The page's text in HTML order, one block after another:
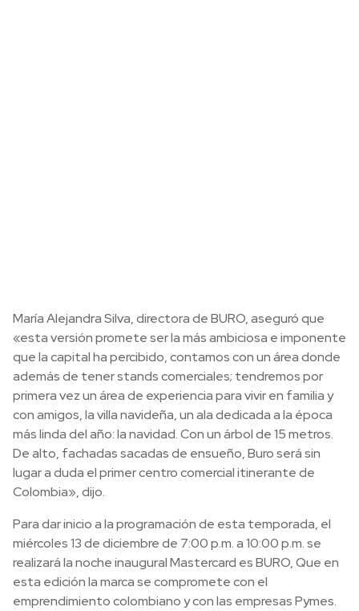
María Alejandra Silva, directora de BURO, aseguró que
«esta versión promete ser la más ambiciosa e imponente
que la capital ha percibido, contamos con un área donde
además de tener stands comerciales; tendremos por
primera vez un área de experiencia para vivir en familia y
con amigos, la villa navideña, un ala dedicada a la época
más linda del año: la navidad. Con un árbol de 15 metros.
De alto, fachadas sacadas de ensueño, Buro será sin
lugar a duda el primer centro comercial itinerante de
Colombia», dijo.
Para dar inicio a la programación de esta temporada, el
miércoles 13 de diciembre de 7:00 p.m. a 10:00 p.m. se
realizará la noche inaugural Mastercard es BURO, Que en
esta edición la marca se compromete con el
emprendimiento colombiano y con las empresas Pymes.